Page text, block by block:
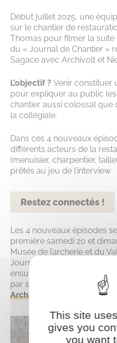
Début juillet 2025, une
sur le chantier de
Thomas pour filmer la
du « Journal de Chantier »
Sagace avec Archivolt et
L’objectif ? Venir constituer
pour expliquer au public les
chantier aussi colossal que
la collégiale.
Dans ces 4 nouveaux
différents acteurs de la
(menuisier, charpentier,
prêtés au jeu de l’interview .
Restez connectés !
Les 4 nouveaux épisodes
première samedi 20 et
Musée de l’archerie et du
Journées européennes du
ensuite diffusés du 8 au 29
par semaine tous les
Archivolt
This site
gives you
you want